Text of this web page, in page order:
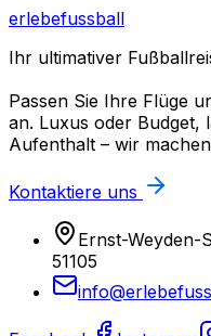
erlebefussball
Ihr ultimativer
Passen Sie Ihre Flüge
an. Luxus oder
Aufenthalt – wir
Kontaktiere uns
Ernst-Weyden-
51105